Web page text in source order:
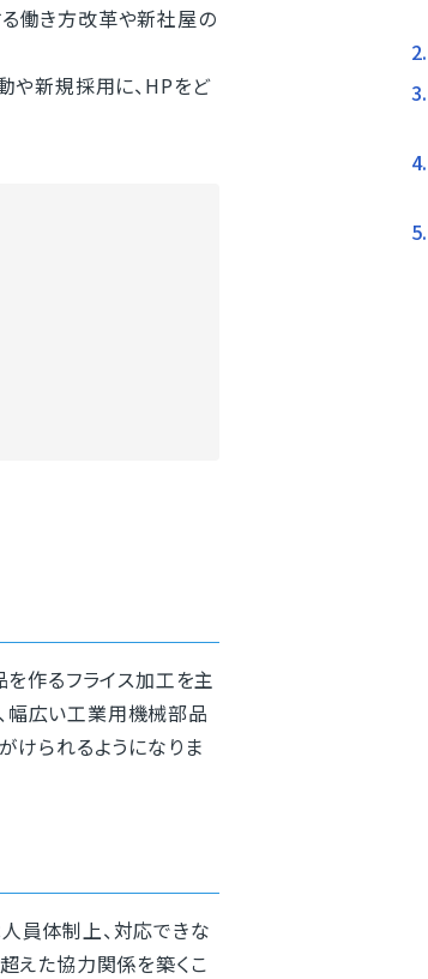
働き方改革や新社屋の
や新規採用に、HPをど
作るフライス加工を主
幅広い工業用機械部品
けられるようになりま
員体制上、対応できな
えた協力関係を築くこ
2.
3.
4.
5.